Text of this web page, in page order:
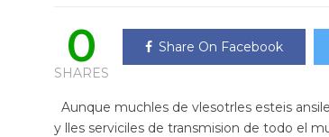
0
SHARES
Share On Facebook
Aunque muchles de vlesotrles esteis
y lles serviciles de transmision de todo el